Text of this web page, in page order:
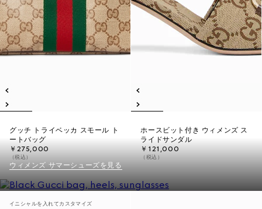
グッチ トライベッカ スモール ト
ートバッグ
￥275,000
（税込）
ホースビット付き ウィメンズ ス
ライドサンダル
￥121,000
（税込）
ウィメンズ サマーシューズを見る
イニシャルを入れてカスタマイズ